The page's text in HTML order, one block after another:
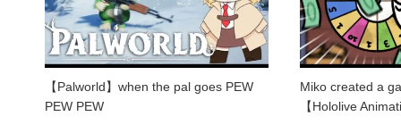
【Palworld】when the pal goes PEW
PEW PEW
Miko created a
【Hololive